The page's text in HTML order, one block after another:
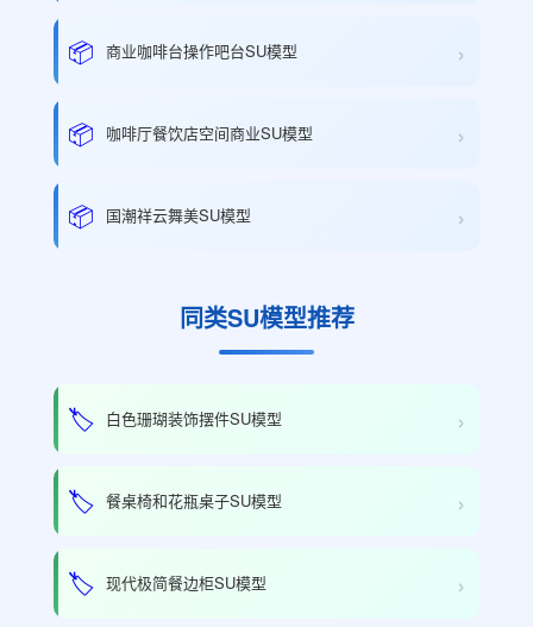
📦 商业咖啡台操作吧台SU模型 ›
📦 咖啡厅餐饮店空间商业SU模型 ›
📦 国潮祥云舞美SU模型 ›
同类SU模型推荐
🏷️ 白色珊瑚装饰摆件SU模型 ›
🏷️ 餐桌椅和花瓶桌子SU模型 ›
🏷️ 现代极简餐边柜SU模型 ›